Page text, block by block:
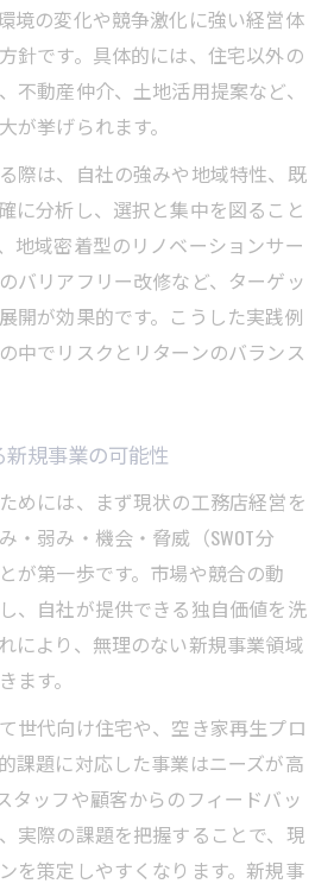
境の変化や競争激化に強い経営体
針です。具体的には、住宅以外の
不動産仲介、土地活用提案など、
が挙げられます。
際は、自社の強みや地域特性、既
に分析し、選択と集中を図ること
地域密着型のリノベーションサー
バリアフリー改修など、ターゲッ
開が効果的です。こうした実践例
中でリスクとリターンのバランス
規事業の可能性
めには、まず現状の工務店経営を
・弱み・機会・脅威（SWOT分
が第一歩です。市場や競合の動
、自社が提供できる独自価値を洗
により、無理のない新規事業領域
ます。
世代向け住宅や、空き家再生プロ
課題に対応した事業はニーズが高
タッフや顧客からのフィードバッ
実際の課題を把握することで、現
を策定しやすくなります。新規事